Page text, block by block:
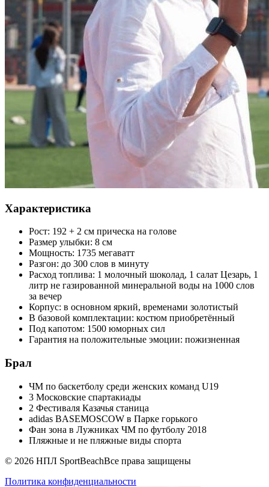
Характеристика
Рост: 192 + 2 см прическа на голове
Размер улыбки: 8 см
Мощность: 1735 мегаватт
Разгон: до 300 слов в минуту
Расход топлива: 1 молочный шоколад, 1 салат Цезарь, 1
литр не газированной минеральной воды на 1000 слов
за вечер
Корпус: в основном яркий, временами золотистый
В базовой комплектации: костюм приобретённый
Под капотом: 1500 юморных сил
Гарантия на положительные эмоции: пожизненная
Брал
ЧМ по баскетболу среди женских команд U19
3 Московские спартакиады
2 Фестиваля Казачья станица
adidas BASEMOSCOW в Парке горького
Фан зона в Лужниках ЧМ по футболу 2018
Пляжные и не пляжные виды спорта
© 2026 НПЛ SportBeachВсе права защищены
Политика конфиденциальности